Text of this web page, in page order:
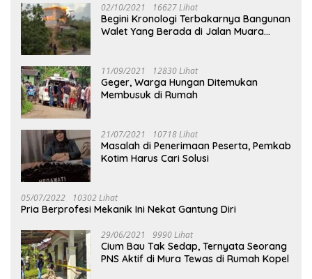
02/10/2021 16627 Lihat
Begini Kronologi Terbakarnya Bangunan
Walet Yang Berada di Jalan Muara
11/09/2021 12830 Lihat
Geger, Warga Hungan Ditemukan
Membusuk di Rumah
21/07/2021 10718 Lihat
Masalah di Penerimaan Peserta, Pemkab
Kotim Harus Cari Solusi
05/07/2022 10302 Lihat
Pria Berprofesi Mekanik Ini Nekat Gantung Diri
29/06/2021 9990 Lihat
Cium Bau Tak Sedap, Ternyata Seorang
PNS Aktif di Mura Tewas di Rumah Kopel